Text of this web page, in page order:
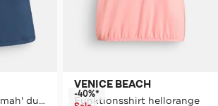
Funktionsshirt 'Nimah' dunkelblau
VENICE BEACH
Funktionsshirt hellorange
-40%*